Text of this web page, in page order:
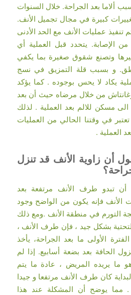
ألاما بعد الجراحة. خلال السنوات
كبيرة في مجال تجميل الأنف.
تنفيذ عمليات الأنف مع الحد الأدنى
الإصابة. يتحدد قبل العملية أي
وتصنع شقوق صغيرة بما يكفي
و بسبب قلة التمزيق في نسج
يكاد لا يحس بوجوده . كما يؤكد
من خلال مرضاه حيث أن بعد
مسكن للالم بعد العملية . لذلك
في وقتنا الحالي من العمليات
العملية .
أن زاوية الأنف قد تنزل
أن تبدو طرف الأنف مرتفعة بعد
الأنف فإنه يكون من الواضح وجود
التورم في منطقة الأنف .ومع ذلك
بشكل جيد ، فإن طرف الأنف ،
الأولى ما بعد الجراحة، يأخذ
الحافة بعد بضعة أسابيع. إذا لم
ما يريده المريض ، عادة ما يتم
كان طرف الأنف مرتفعا و جيدا
مما يوضح أن المشكلة عند هذا